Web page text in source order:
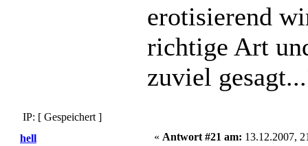
erotisierend
richtige Art
zuviel
IP: [ Gespeichert ]
hell
« Antwort #21 am: 13.12.2007,